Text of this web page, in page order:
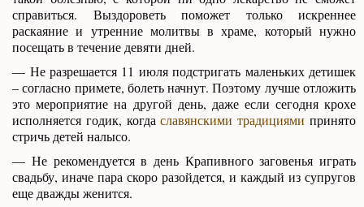
справиться. Выздороветь поможет только искреннее
раскаяние и утренние молитвы в храме, который нужно
посещать в течение девяти дней.
— Не разрешается 11 июля подстригать маленьких детишек
– согласно примете, болеть начнут. Поэтому лучше отложить
это мероприятие на другой день, даже если сегодня крохе
исполняется годик, когдаславянскими традициями принято
стричь детей налысо.
— Не рекомендуется в день Крапивного заговенья играть
свадьбу, иначе пара скоро разойдется, и каждый из супругов
еще дважды женится.